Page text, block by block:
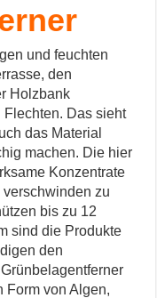
und feuchten
den
Holzbank
Flechten. Das sieht
das Material
machen. Die hier
Konzentrate
zu
bis zu 12
sind die Produkte
den
Form von Algen,